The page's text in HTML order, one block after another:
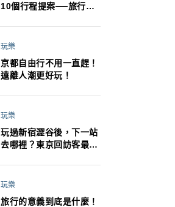
10個行程提案──旅行不
法！
玩樂
京都自由行不用一直趕！
遠離人潮更好玩！
玩樂
玩過新宿澀谷後，下一站
去哪裡？東京回訪客最推
玩樂
旅行的意義到底是什麼！